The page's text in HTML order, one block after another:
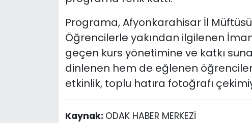
Programa, Afyonkarahisar İl
Öğrencilerle yakından ilgilenen
geçen kurs yönetimine ve katkı
dinlenen hem de eğlenen
etkinlik, toplu hatıra fotoğrafı
Kaynak: ODAK HABER MERKEZİ